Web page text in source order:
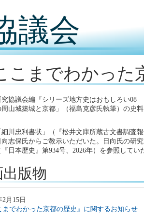
議会
こまでわかった
協議会編『シリーズ地方史はおもしろい
山城築城と京都」（福島克彦氏執筆）の史
川忠利書状」（『松井文庫所蔵古文書調査
志保氏からご教示いただいた。日向氏の研
日本歴史』第934号、2026年）を参照してい
版物
2月15日
までわかった京都の歴史』に関するお知らせ